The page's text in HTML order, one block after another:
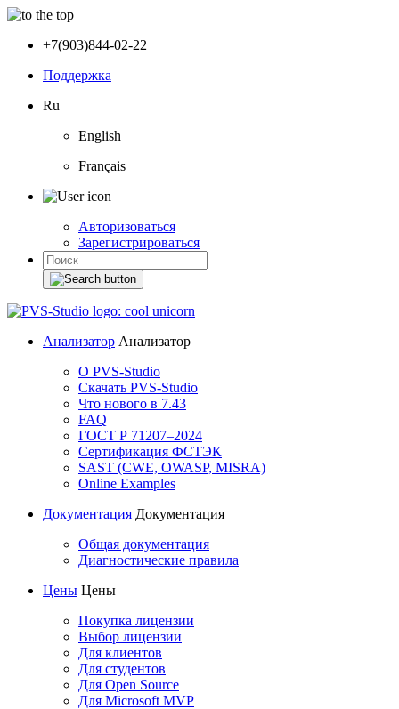
+7(903)844-02-22
Поддержка
Ru
English
Français
Авторизоваться
Зарегистрироваться
Анализатор Анализатор
О PVS-Studio
Скачать PVS-Studio
Что нового в 7.43
FAQ
ГОСТ Р 71207–2024
Сертификация ФСТЭК
SAST (CWE, OWASP, MISRA)
Online Examples
Документация Документация
Общая документация
Диагностические правила
Цены Цены
Покупка лицензии
Выбор лицензии
Для клиентов
Для студентов
Для Open Source
Для Microsoft MVP